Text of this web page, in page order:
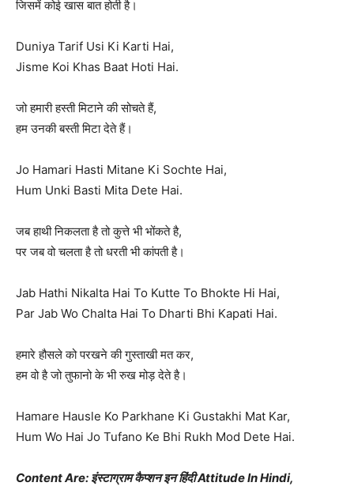
जिसमें कोई खास बात होती है।
Duniya Tarif Usi Ki Karti Hai,
Jisme Koi Khas Baat Hoti Hai.
जो हमारी हस्ती मिटाने की सोचते हैं,
हम उनकी बस्ती मिटा देते हैं।
Jo Hamari Hasti Mitane Ki Sochte Hai,
Hum Unki Basti Mita Dete Hai.
जब हाथी निकलता है तो कुत्ते भी भोंकते है,
पर जब वो चलता है तो धरती भी कांपती है।
Jab Hathi Nikalta Hai To Kutte To Bhokte Hi Hai,
Par Jab Wo Chalta Hai To Dharti Bhi Kapati Hai.
हमारे हौसले को परखने की गुस्ताखी मत कर,
हम वो है जो तुफानो के भी रुख मोड़ देते है।
Hamare Hausle Ko Parkhane Ki Gustakhi Mat Kar,
Hum Wo Hai Jo Tufano Ke Bhi Rukh Mod Dete Hai.
Content Are: इंस्टाग्राम कैप्शन इन हिंदी Attitude In Hindi,